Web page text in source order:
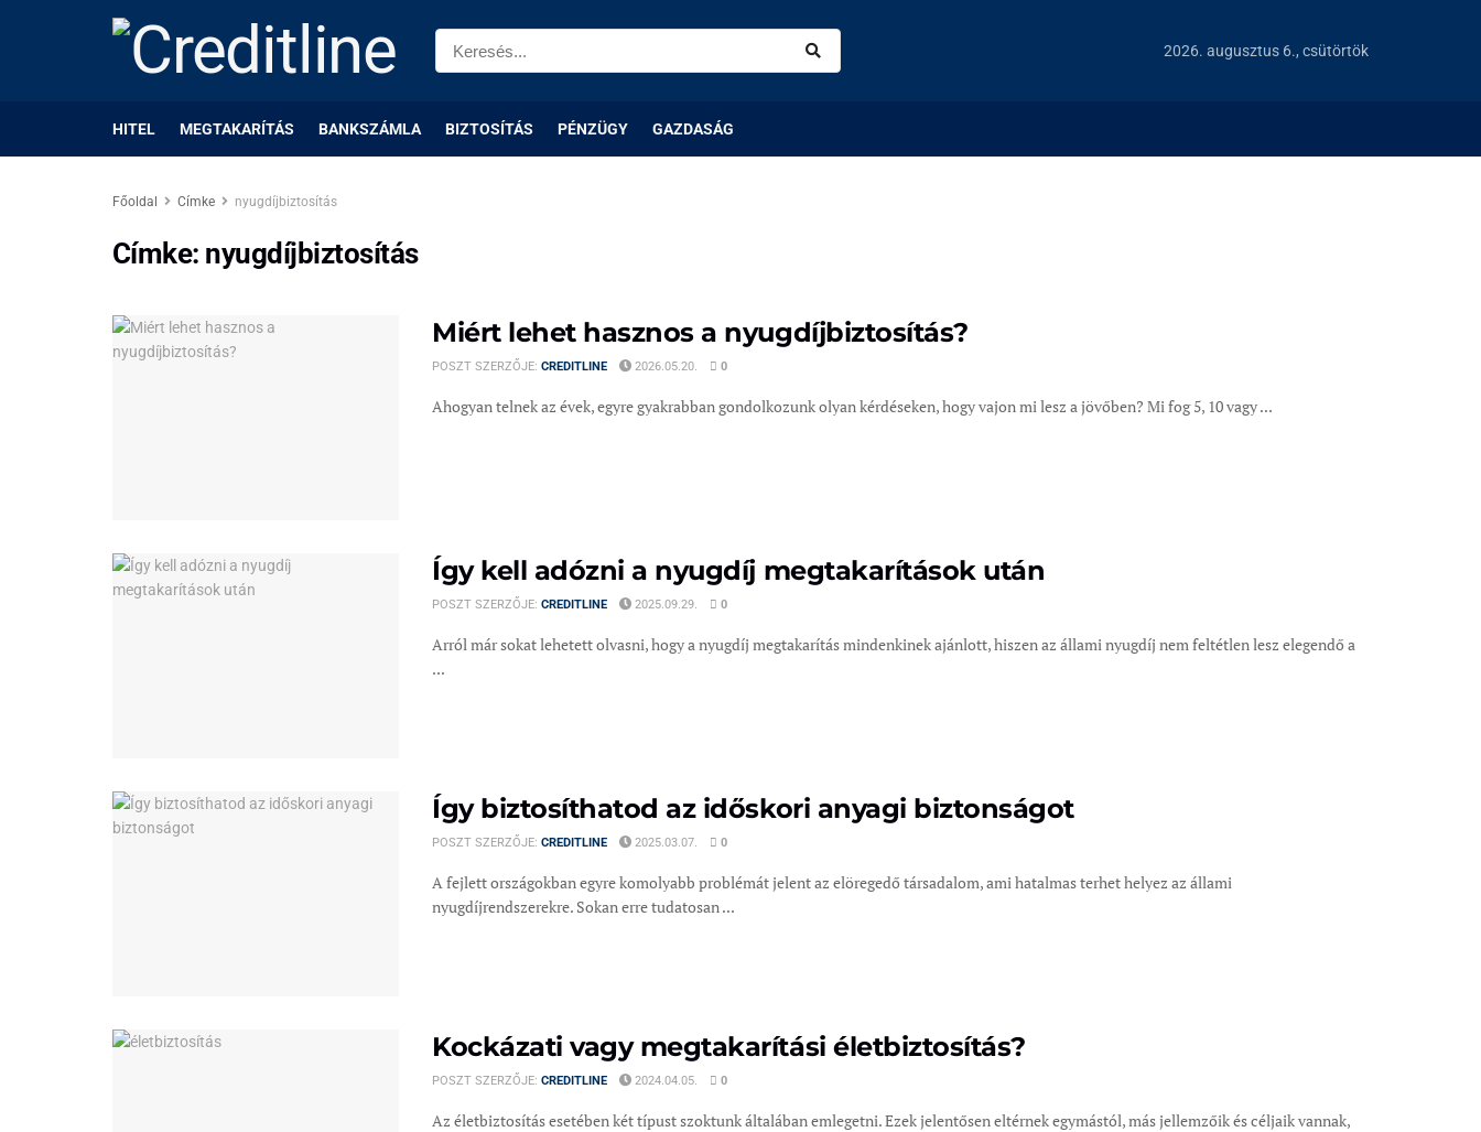
2026. augusztus 6., csütörtök
HITEL MEGTAKARÍTÁS BANKSZÁMLA BIZTOSÍTÁS PÉNZÜGY GAZDASÁG
Főoldal Címke nyugdíjbiztosítás
Címke: nyugdíjbiztosítás
Miért lehet hasznos a nyugdíjbiztosítás?
POSZT SZERZŐJE: CREDITLINE 2026.05.20. 0
Ahogyan telnek az évek, egyre gyakrabban gondolkozunk olyan kérdéseken, hogy vajon mi lesz a jövőben? Mi fog 5, 10 vagy ...
Így kell adózni a nyugdíj megtakarítások után
POSZT SZERZŐJE: CREDITLINE 2025.09.29. 0
Arról már sokat lehetett olvasni, hogy a nyugdíj megtakarítás mindenkinek ajánlott, hiszen az állami nyugdíj nem feltétlen lesz elegendő a
...
Így biztosíthatod az időskori anyagi biztonságot
POSZT SZERZŐJE: CREDITLINE 2025.03.07. 0
A fejlett országokban egyre komolyabb problémát jelent az elöregedő társadalom, ami hatalmas terhet helyez az állami
nyugdíjrendszerekre. Sokan erre tudatosan ...
Kockázati vagy megtakarítási életbiztosítás?
POSZT SZERZŐJE: CREDITLINE 2024.04.05. 0
Az életbiztosítás esetében két típust szoktunk általában emlegetni. Ezek jelentősen eltérnek egymástól, más jellemzőik és céljaik vannak,